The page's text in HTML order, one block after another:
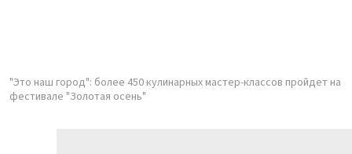
"Это наш город": более 450 кулинарных мастер-классов пройдет на
фестивале "Золотая осень"